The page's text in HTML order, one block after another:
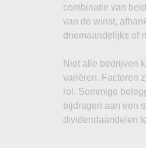
combinatie van
van de winst,
driemaandelijks of
Niet alle bedrijven
variëren. Factoren
rol. Sommige
bijdragen aan een
dividendaandelen